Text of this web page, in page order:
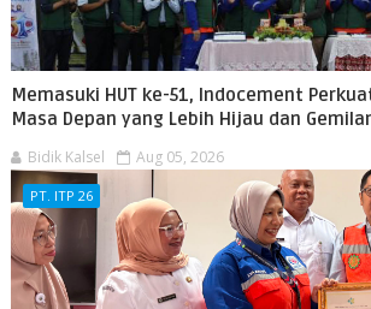
Memasuki HUT ke-51, Indocement
Masa Depan yang Lebih Hijau dan
Bidik Kalsel Aug 05, 2026
PT. ITP 26